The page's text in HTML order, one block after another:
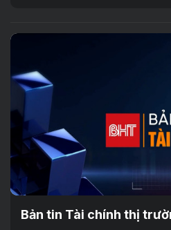
Bản tin Tài chính thị